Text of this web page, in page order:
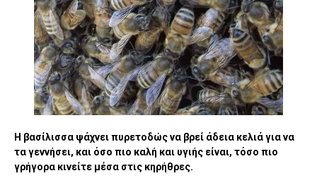
Η βασίλισσα ψάχνει πυρετοδώς να βρεί άδεια κελιά για να
τα γεννήσει, και όσο πιο καλή και υγιής είναι, τόσο πιο
γρήγορα κινείτε μέσα στις κηρήθρες.